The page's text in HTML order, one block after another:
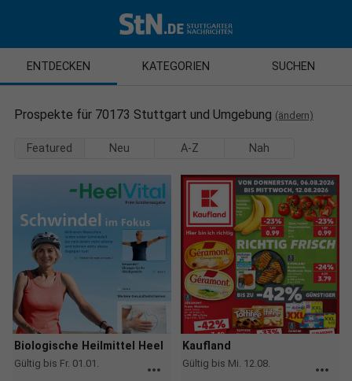
ENTDECKEN KATEGORIEN SUCHEN
Prospekte für 70173 Stuttgart und Umgebung (ändern)
Featured Neu A-Z Nah
Biologische Heilmittel Heel
Gültig bis Fr. 01.01. more_horiz
Kaufland
Gültig bis Mi. 12.08. more_horiz